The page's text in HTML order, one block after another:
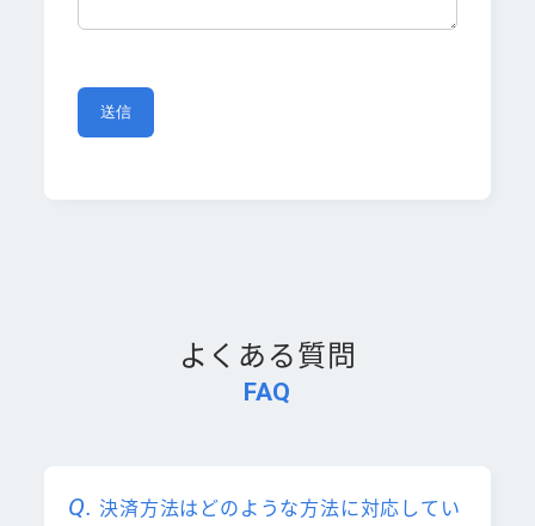
FAQ
よくある質問
決済方法はどのような方法に対応してい